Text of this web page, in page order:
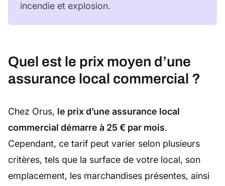
incendie et explosion.
Quel est le prix moyen d’une
assurance local commercial ?
Chez Orus, le prix d’une assurance local
commercial démarre à 25 € par mois.
Cependant, ce tarif peut varier selon plusieurs
critères, tels que la surface de votre local, son
emplacement, les marchandises présentes, ainsi